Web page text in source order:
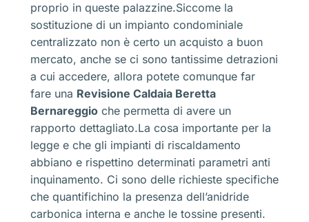
proprio in queste palazzine.Siccome la
sostituzione di un impianto condominiale
centralizzato non è certo un acquisto a buon
mercato, anche se ci sono tantissime detrazioni
a cui accedere, allora potete comunque far
fare una Revisione Caldaia Beretta
Bernareggio che permetta di avere un
rapporto dettagliato.La cosa importante per la
legge e che gli impianti di riscaldamento
abbiano e rispettino determinati parametri anti
inquinamento. Ci sono delle richieste specifiche
che quantifichino la presenza dell’anidride
carbonica interna e anche le tossine presenti.